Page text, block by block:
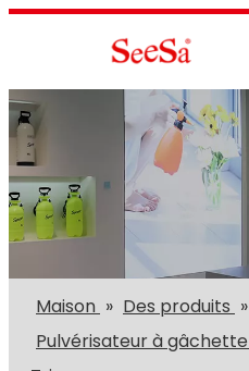
Maison » Des produits »
Pulvérisateur à gâchette